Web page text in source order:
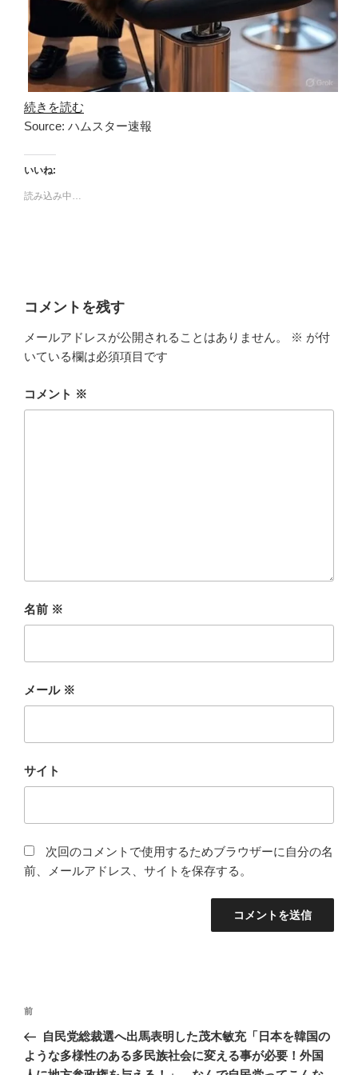
続きを読む
Source: ハムスター速報
いいね:
読み込み中…
コメントを残す
メールアドレスが公開されることはありません。 ※ が付
いている欄は必須項目です
コメント ※
名前 ※
メール ※
サイト
次回のコメントで使用するためブラウザーに自分の名
前、メールアドレス、サイトを保存する。
投
ナ
ビ
前
の
投
稿
前
自民党総裁選へ出馬表明した茂木敏充「日本を韓国の
ような多様性のある多民族社会に変える事が必要！外国